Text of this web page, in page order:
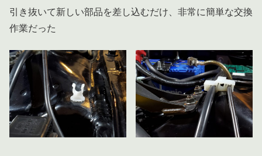
引き抜いて新しい部品を差し込むだけ、非常に簡単な交換
作業だった